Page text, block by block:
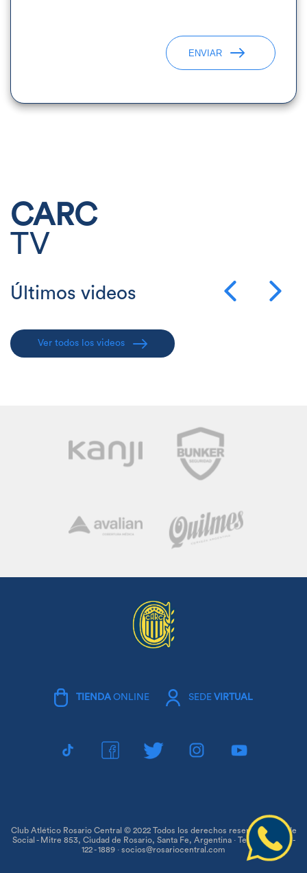
ENVIAR
CARC
TV
Últimos videos
Ver todos los videos
TIENDA ONLINE SEDE VIRTUAL
Club Atlético Rosario Central © 2022 Todos los derechos reservados · Sede
Social - Mitre 853, Ciudad de Rosario, Santa Fe, Argentina · Teléfono 0810 -
122 - 1889 · socios@rosariocentral.com